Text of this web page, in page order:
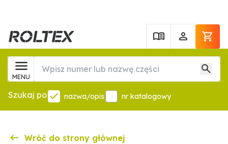
MENU
Szukaj po nazwa/opis nr katalogowy
Wróć do strony głównej